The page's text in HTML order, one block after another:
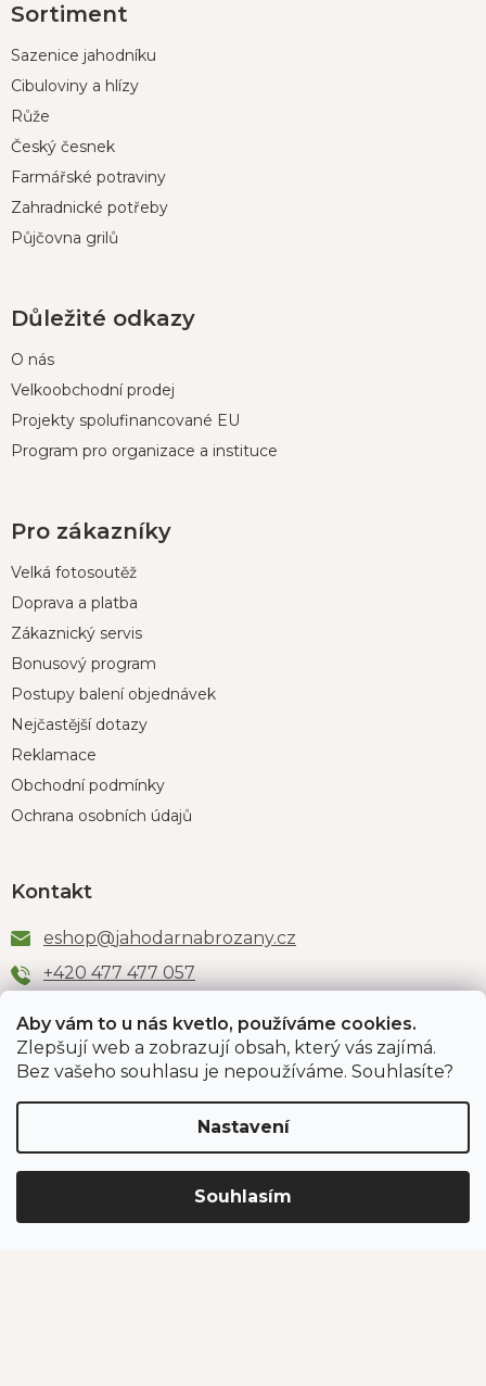
Aby vám to u nás kvetlo, používáme cookies.
Zlepšují web a zobrazují obsah, který vás zajímá.
Bez vašeho souhlasu je nepoužíváme. Souhlasíte?
Nastavení
Souhlasím
á
a
Sortiment
Sazenice jahodníku
Cibuloviny a hlízy
Růže
Český česnek
Farmářské potraviny
Zahradnické potřeby
Půjčovna grilů
Důležité odkazy
O nás
Velkoobchodní prodej
Projekty spolufinancované EU
Program pro organizace a instituce
Pro zákazníky
Velká fotosoutěž
Doprava a platba
Zákaznický servis
Bonusový program
Postupy balení objednávek
Nejčastější dotazy
Reklamace
Obchodní podmínky
Ochrana osobních údajů
Kontakt
eshop@jahodarnabrozany.cz
+420 477 477 057
Odběr newsletteru
PŘIHLÁSIT SE